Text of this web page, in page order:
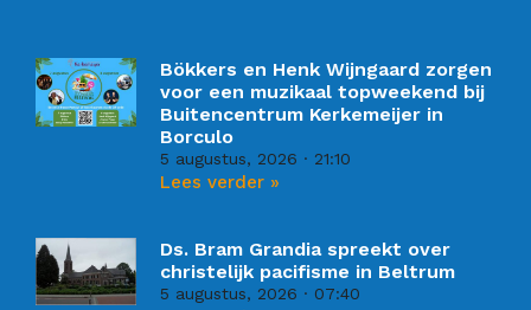
Bökkers en Henk Wijngaard zorgen
voor een muzikaal topweekend bij
Buitencentrum Kerkemeijer in
Borculo
5 augustus, 2026 21:10
Lees verder »
Ds. Bram Grandia spreekt over
christelijk pacifisme in Beltrum
5 augustus, 2026 07:40